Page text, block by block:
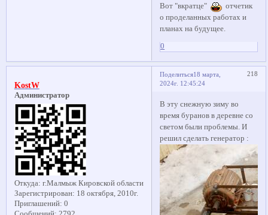
Вот "вкратце"
отчетик
о проделанных работах и
планах на будущее.
0
Поделиться 218
18 марта,
2024г. 12:45:24
KostW
Администратор
Откуда: г.Малмыж Кировской области
Зарегистрирован: 18 октября, 2010г.
Приглашений: 0
В эту снежную зиму во
время буранов в деревне со
светом были проблемы. И
решил сделать генератор :